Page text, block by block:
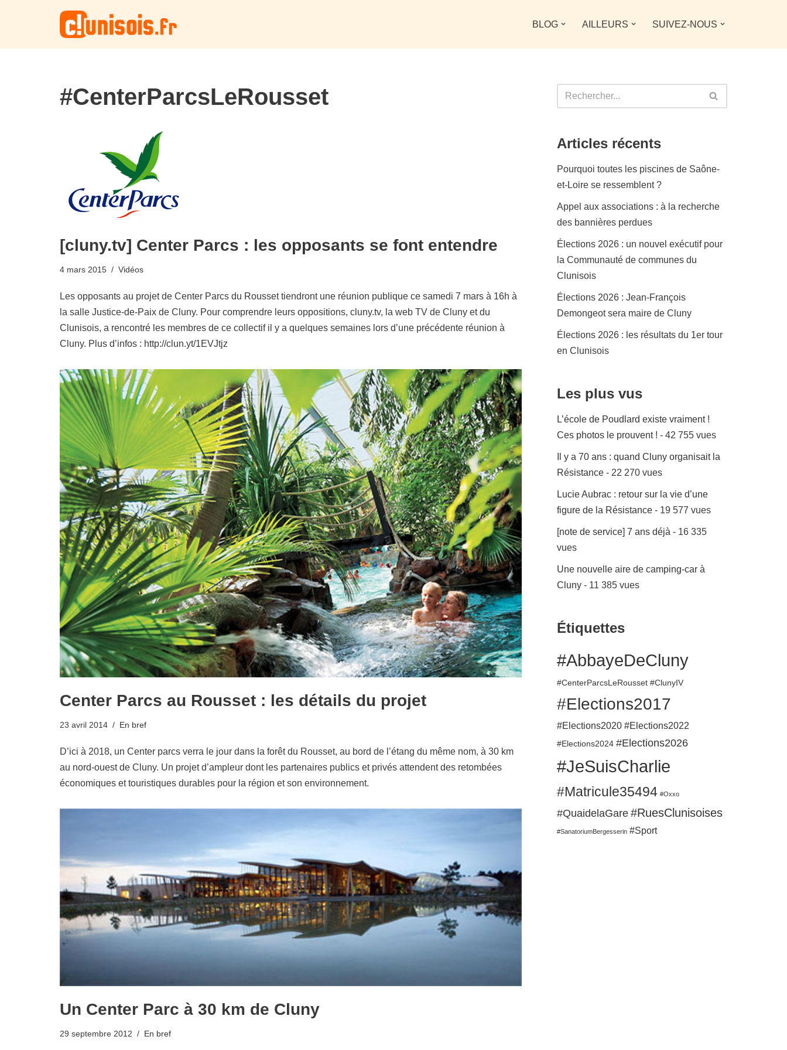
au
BLOG AILLEURS SUIVEZ-NOUS
#CenterParcsLeRousset
[cluny.tv] Center Parcs : les opposants se font entendre
4 mars 2015 Vidéos
Les opposants au projet de Center Parcs du Rousset tiendront une réunion publique ce samedi 7 mars à 16h à
la salle Justice-de-Paix de Cluny. Pour comprendre leurs oppositions, cluny.tv, la web TV de Cluny et du
Clunisois, a rencontré les membres de ce collectif il y a quelques semaines lors d’une précédente réunion à
Cluny. Plus d’infos : http://clun.yt/1EVJtjz
Center Parcs au Rousset : les détails du projet
23 avril 2014 En bref
D’ici à 2018, un Center parcs verra le jour dans la forêt du Rousset, au bord de l’étang du même nom, à 30 km
au nord-ouest de Cluny. Un projet d’ampleur dont les partenaires publics et privés attendent des retombées
économiques et touristiques durables pour la région et son environnement.
Un Center Parc à 30 km de Cluny
29 septembre 2012 En bref
Articles récents
Pourquoi toutes les piscines de Saône-
et-Loire se ressemblent ?
Appel aux associations : à la recherche
des bannières perdues
Élections 2026 : un nouvel exécutif pour
la Communauté de communes du
Clunisois
Élections 2026 : Jean-François
Demongeot sera maire de Cluny
Élections 2026 : les résultats du 1er tour
en Clunisois
Les plus vus
L’école de Poudlard existe vraiment !
Ces photos le prouvent ! - 42 755 vues
Il y a 70 ans : quand Cluny organisait la
Résistance - 22 270 vues
Lucie Aubrac : retour sur la vie d’une
figure de la Résistance - 19 577 vues
[note de service] 7 ans déjà - 16 335
vues
Une nouvelle aire de camping-car à
Cluny - 11 385 vues
Étiquettes
#AbbayeDeCluny
#CenterParcsLeRousset #ClunyIV
#Elections2017
#Elections2020 #Elections2022
#Elections2024 #Elections2026
#JeSuisCharlie
#Matricule35494 #Oxxo
#QuaidelaGare#RuesClunisoises
#SanatoriumBergesserin #Sport